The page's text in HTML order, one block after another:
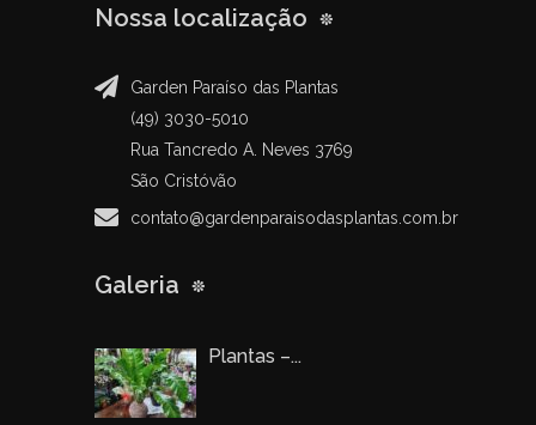
Nossa localização
Garden Paraíso das Plantas
(49) 3030-5010
Rua Tancredo A. Neves 3769
São Cristóvão
contato@gardenparaisodasplantas.com.br
Galeria
Plantas –...